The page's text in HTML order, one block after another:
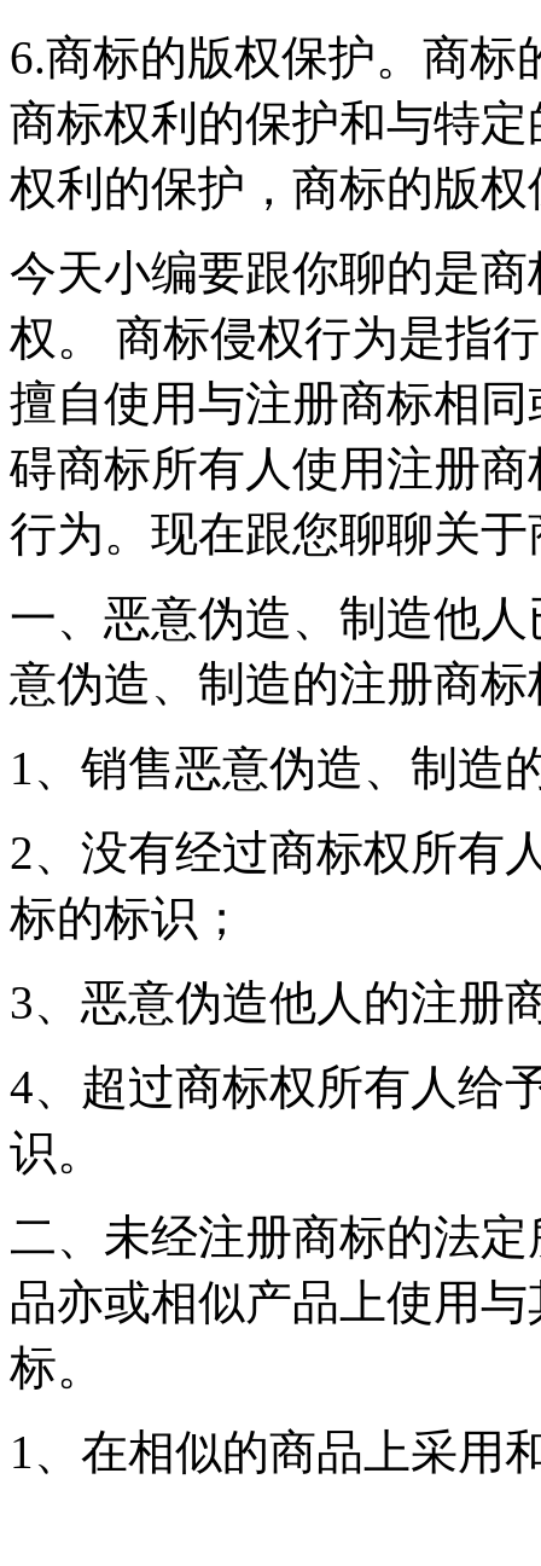
6.商标的版权保护。商
商标权利的保护和与特
权利的保护，商标的版
今天小编要跟你聊的是
权。 商标侵权行为是指
擅自使用与注册商标相
碍商标所有人使用注册
行为。现在跟您聊聊关
一、恶意伪造、制造他
意伪造、制造的注册商
1、销售恶意伪造、制
2、没有经过商标权所有
标的标识；
3、恶意伪造他人的注
4、超过商标权所有人给
识。
二、未经注册商标的法
品亦或相似产品上使用
标。
1、在相似的商品上采用